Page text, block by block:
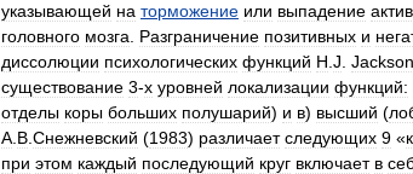
указывающей на торможение или выпадение
головного мозга Разграничение позитивных и
диссолюции психологических функций H J Jackson
существование 3-х уровней локализации функций:
отделы коры больших полушарий) и в) высший (
А В Снежневский (1983) различает следующих 9 «
при этом каждый последующий круг включает в